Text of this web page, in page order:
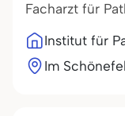
Facharzt für
Institut für
Im